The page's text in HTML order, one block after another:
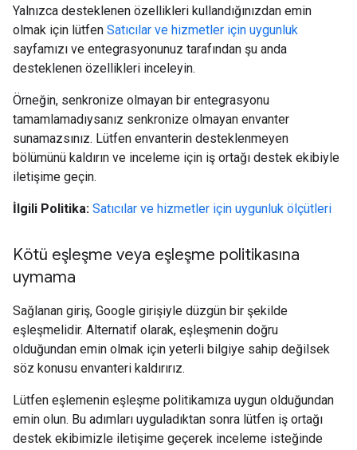
Yalnızca desteklenen özellikleri kullandığınızdan emin
olmak için lütfen Satıcılar ve hizmetler için uygunluk
sayfamızı ve entegrasyonunuz tarafından şu anda
desteklenen özellikleri inceleyin.
Örneğin, senkronize olmayan bir entegrasyonu
tamamlamadıysanız senkronize olmayan envanter
sunamazsınız. Lütfen envanterin desteklenmeyen
bölümünü kaldırın ve inceleme için iş ortağı destek ekibiyle
iletişime geçin.
İlgili Politika: Satıcılar ve hizmetler için uygunluk ölçütleri
Kötü eşleşme veya eşleşme politikasına
uymama
Sağlanan giriş, Google girişiyle düzgün bir şekilde
eşleşmelidir. Alternatif olarak, eşleşmenin doğru
olduğundan emin olmak için yeterli bilgiye sahip değilsek
söz konusu envanteri kaldırırız.
Lütfen eşlemenin eşleşme politikamıza uygun olduğundan
emin olun. Bu adımları uyguladıktan sonra lütfen iş ortağı
destek ekibimizle iletişime geçerek inceleme isteğinde